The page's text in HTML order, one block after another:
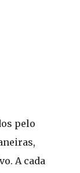
pelo
A cada